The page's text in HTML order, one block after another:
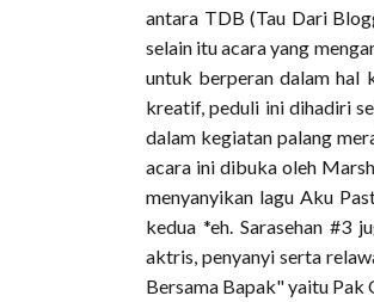
antara TDB (Tau Dari
selain itu acara yang
untuk berperan dalam hal
kreatif, peduli ini dihadiri
dalam kegiatan palang
acara ini dibuka oleh
menyanyikan lagu Aku
kedua *eh. Sarasehan #3
aktris, penyanyi serta
Bersama Bapak" yaitu Pak